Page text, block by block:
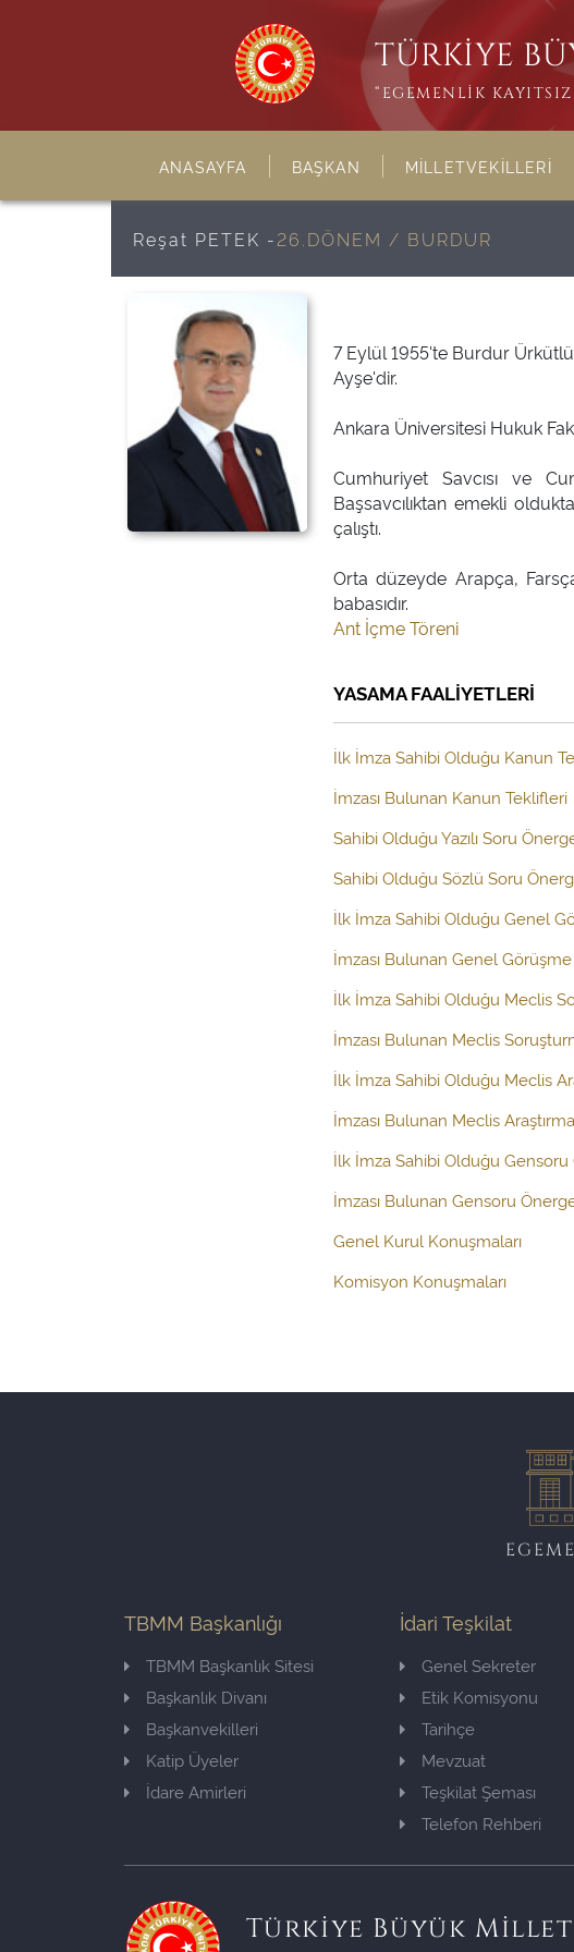
TÜRKİYE
“EGEMENLİK
ANASAYFA BAŞKAN MİLLETVEKİLLERİ
Reşat PETEK -26.DÖNEM / BURDUR
7 Eylül 1955'te Burdur
Ayşe'dir.
Ankara Üniversitesi Hukuk
Cumhuriyet Savcısı ve
Başsavcılıktan emekli
çalıştı.
Orta düzeyde Arapça,
Ant İçme Töreni
YASAMA FAALİYETLERİ
İlk İmza Sahibi Olduğu Kanun
İmzası Bulunan Kanun Teklifleri
Sahibi Olduğu Yazılı Soru
Sahibi Olduğu Sözlü Soru
İlk İmza Sahibi Olduğu Genel
İmzası Bulunan Genel
İlk İmza Sahibi Olduğu Meclis
İmzası Bulunan Meclis
İlk İmza Sahibi Olduğu Meclis
İmzası Bulunan Meclis
İlk İmza Sahibi Olduğu
İmzası Bulunan Gensoru
Genel Kurul Konuşmaları
Komisyon Konuşmaları
TBMM Başkanlığı
TBMM Başkanlık Sitesi
Başkanlık Divanı
Başkanvekilleri
Katip Üyeler
İdare Amirleri
İdari Teşkilat
Genel Sekreter
Etik Komisyonu
Tarihçe
Mevzuat
Teşkilat Şeması
Telefon Rehberi
Türkiye Büyük